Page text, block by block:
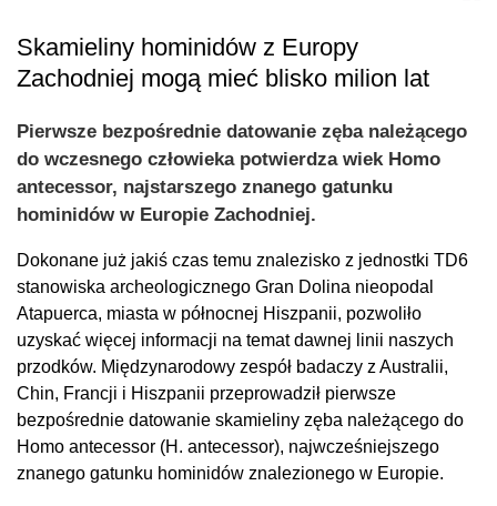
Skamieliny hominidów z Europy
Zachodniej mogą mieć blisko milion lat
Pierwsze bezpośrednie datowanie zęba należącego
do wczesnego człowieka potwierdza wiek Homo
antecessor, najstarszego znanego gatunku
hominidów w Europie Zachodniej.
Dokonane już jakiś czas temu znalezisko z jednostki TD6
stanowiska archeologicznego Gran Dolina nieopodal
Atapuerca, miasta w północnej Hiszpanii, pozwoliło
uzyskać więcej informacji na temat dawnej linii naszych
przodków. Międzynarodowy zespół badaczy z Australii,
Chin, Francji i Hiszpanii przeprowadził pierwsze
bezpośrednie datowanie skamieliny zęba należącego do
Homo antecessor (H. antecessor), najwcześniejszego
znanego gatunku hominidów znalezionego w Europie.